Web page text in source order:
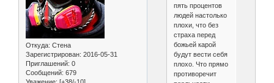
Откуда: Стена
Зарегистрирован: 2016-05-31
Приглашений: 0
Сообщений: 679
пять процентов
людей настолько
плохи, что без
страха перед
божьей карой
будут вести себя
плохо. Что прямо
противоречит